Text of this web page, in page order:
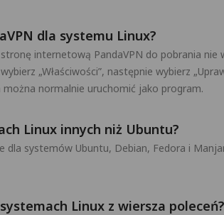
dla systemu Linux?
internetową PandaVPN do pobrania
„Właściwości”, następnie wybierz
normalnie uruchomić jako program.
Linux innych niż Ubuntu?
dla systemów Ubuntu, Debian, Fedora i
Linux z wiersza poleceń?